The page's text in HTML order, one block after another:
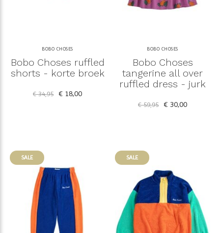
BOBO CHOSES
Bobo Choses ruffled
shorts - korte broek
€ 34,95 € 18,00
BOBO CHOSES
Bobo Choses
tangerine all over
ruffled dress - jurk
€ 59,95 € 30,00
SALE SALE